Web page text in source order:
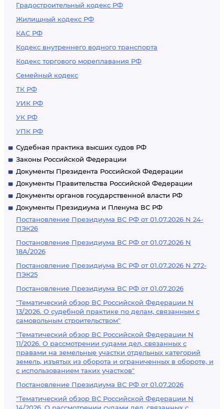
Градостроительный кодекс РФ
Жилищный кодекс РФ
КАС РФ
Кодекс внутреннего водного транспорта
Кодекс торгового мореплавания РФ
Семейный кодекс
ТК РФ
УИК РФ
УК РФ
УПК РФ
Судебная практика высших судов РФ
Законы Российской Федерации
Документы Президента Российской Федерации
Документы Правительства Российской Федерации
Документы органов государственной власти РФ
Документы Президиума и Пленума ВС РФ
Постановление Президиума ВС РФ от 01.07.2026 N 24-
ПЭК26
Постановление Президиума ВС РФ от 01.07.2026 N
18А/2026
Постановление Президиума ВС РФ от 01.07.2026 N 272-
ПЭК25
Постановление Президиума ВС РФ от 01.07.2026
"Тематический обзор ВС Российской Федерации N
13/2026. О судебной практике по делам, связанным с
самовольным строительством"
"Тематический обзор ВС Российской Федерации N
11/2026. О рассмотрении судами дел, связанных с
правами на земельные участки отдельных категорий
земель, изъятых из оборота и ограниченных в обороте, и
с использованием таких участков"
Постановление Президиума ВС РФ от 01.07.2026
"Тематический обзор ВС Российской Федерации N